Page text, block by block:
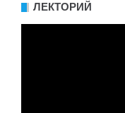
ЛЕКТОРИЙ